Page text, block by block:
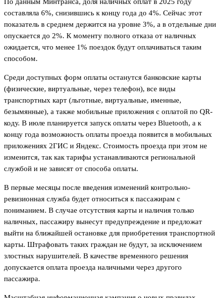
составляла 6%, снизившись к концу года до 4%. Сейчас этот
показатель в среднем держится на уровне 3%, а в отдельные дни
опускается до 2%. К моменту полного отказа от наличных
ожидается, что менее 1% поездок будут оплачиваться таким
способом.
Среди доступных форм оплаты останутся банковские карты
(физические, виртуальные, через телефон), все виды
транспортных карт (льготные, виртуальные, именные,
безымянные), а также мобильные приложения с оплатой по QR-
коду. В июле планируется запуск оплаты через Bluetooth, а к
концу года возможность оплаты проезда появится в мобильных
приложениях 2ГИС и Яндекс. Стоимость проезда при этом не
изменится, так как тарифы устанавливаются региональной
службой и не зависят от способа оплаты.
В первые месяцы после введения изменений контрольно-
ревизионная служба будет относиться к пассажирам с
пониманием. В случае отсутствия карты и наличия только
наличных, пассажиру вынесут предупреждение и предложат
выйти на ближайшей остановке для приобретения транспортной
карты. Штрафовать таких граждан не будут, за исключением
злостных нарушителей. В качестве временного решения
допускается оплата проезда наличными через другого
пассажира.